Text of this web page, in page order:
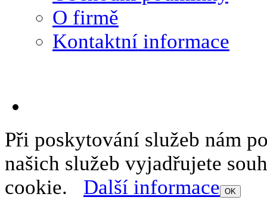
O firmě
Kontaktní informace
Při poskytování služeb nám
našich služeb vyjadřujete
cookie. Další informace